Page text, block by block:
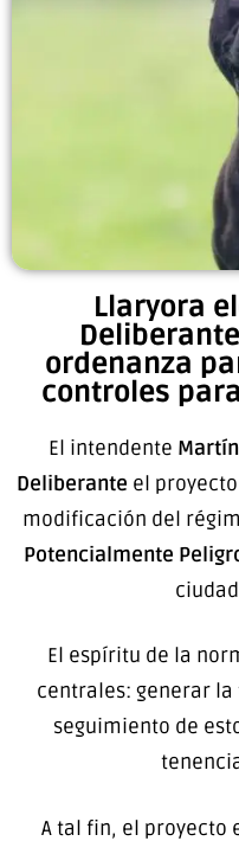
Llaryora
ordenanza
controles
El intendente
Deliberante el
modificación del
Potencialmente
El espíritu de la
centrales: generar
seguimiento de
A tal fin, el proyecto